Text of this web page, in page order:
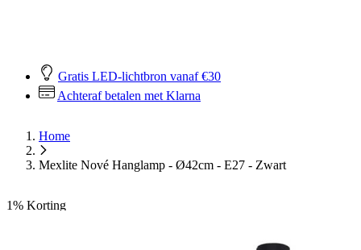
Gratis LED-lichtbron vanaf €30
Achteraf betalen met Klarna
Home
Mexlite Nové Hanglamp - Ø42cm - E27 - Zwart
1% Korting